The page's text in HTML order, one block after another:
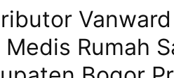
Medis Rumah